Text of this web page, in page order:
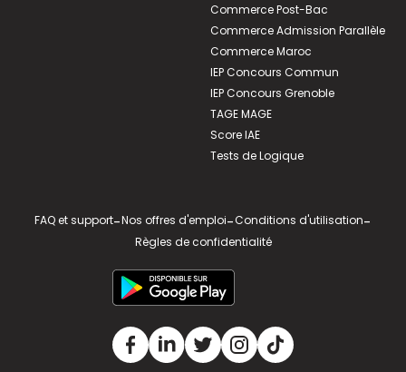
Commerce Post-Bac
Commerce Admission Parallèle
Commerce Maroc
IEP Concours Commun
IEP Concours Grenoble
TAGE MAGE
Score IAE
Tests de Logique
FAQ et support-Nos offres d'emploi-Conditions d'utilisation-
Règles de confidentialité